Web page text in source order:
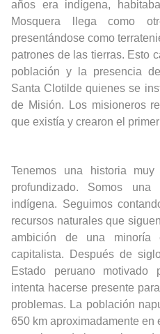
años era indígena,
Mosquera llega como
presentándose como
patrones de las tierras. Esto
población y la presencia
Santa Clotilde quienes se
de Misión. Los misioneros
que existía y crearon el
Tenemos una historia
profundizado. Somos
indígena. Seguimos
recursos naturales que
ambición de una minoría
capitalista. Después de
Estado peruano motivado
intenta hacerse presente
problemas. La población
650 km aproximadamente